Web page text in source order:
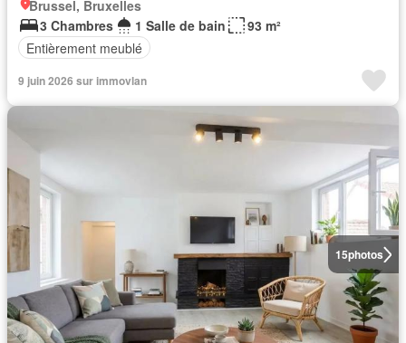
Brussel, Bruxelles
3 Chambres
1 Salle de bain
93 m²
Entièrement meublé
9 juin 2026 sur immovlan
15photos